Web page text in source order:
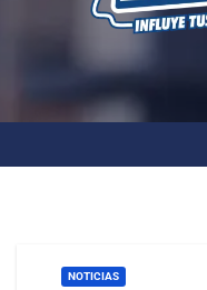
NOTICIAS